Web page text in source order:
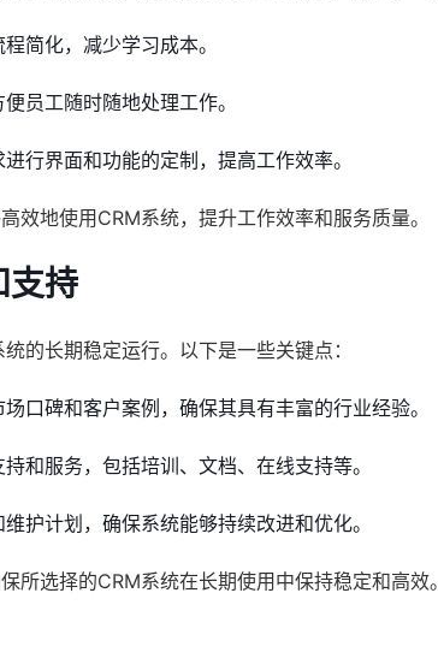
简化，减少学习成本。
员工随时随地处理工作。
行界面和功能的定制，提高工作效率。
效地使用CRM系统，提升工作效率和服务质量。
支持
的长期稳定运行。以下是一些关键点：
口碑和客户案例，确保其具有丰富的行业经验。
和服务，包括培训、文档、在线支持等。
护计划，确保系统能够持续改进和优化。
所选择的CRM系统在长期使用中保持稳定和高效。